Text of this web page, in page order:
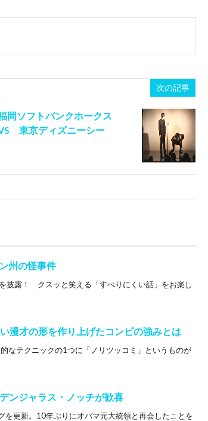
次の記事
岡ソフトバンクホークス
東京ディズニーシー
州の怪事件
披露！ クスッと笑える「すべりにくい話」をお楽し
漫才の形を作り上げたコンビの強みとは
なテクニックの1つに「ノリツッコミ」というものが
ンジャラス・ノッチが歓喜
更新。10年ぶりにオバマ元大統領と再会したことを